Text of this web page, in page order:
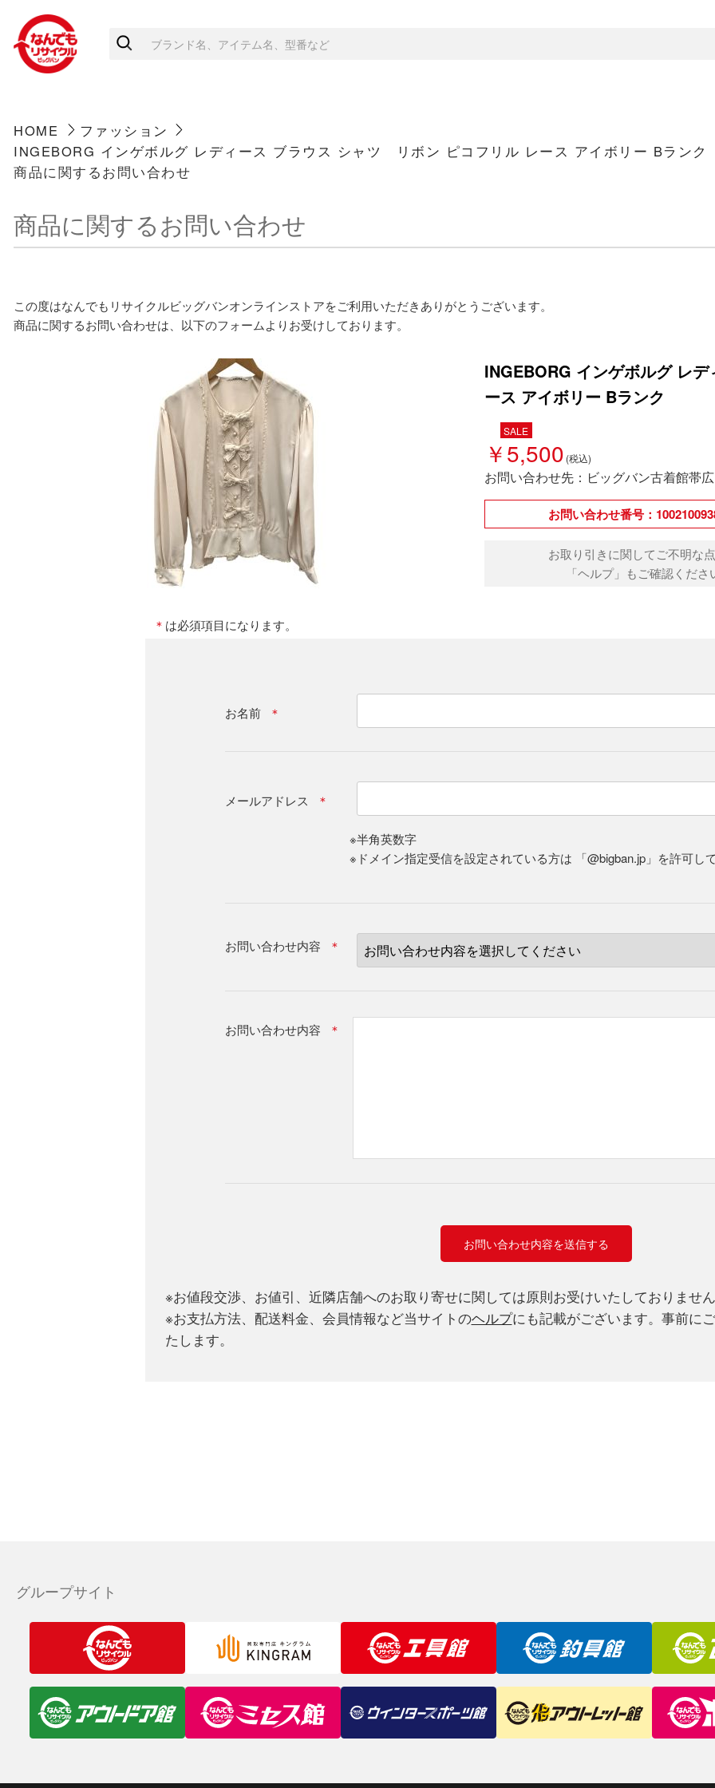
HOME
ファッション
INGEBORG インゲボルグ レディース ブラウス シャツ リボン ピコフリル レース アイボリー Bランク
商品に関するお問い合わせ
商品に関するお問い合わせ
この度はなんでもリサイクルビッグバンオンラインストアをご利用いただきありがとうございます。
商品に関するお問い合わせは、以下のフォームよりお受けしております。
INGEBORG インゲボルグ レ
ース アイボリー Bランク
SALE
￥5,500
お問い合わせ先：ビッグバン古着館帯
お問い合わせ番号：
お取り引きに関してご不明な点
「ヘルプ」もご確認くださ
＊ は必須項目になります。
お名前 ＊
メールアドレス ＊
※半角英数字
※ドメイン指定受信を設定されている方は 「@bigban.jp」を許可し
お問い合わせ内容 ＊
お問い合わせ内容 ＊
※お値段交渉、お値引、近隣店舗へのお取り寄せに関しては原則お受けいたしておりません
※お支払方法、配送料金、会員情報など当サイトのヘルプにも記載がございます。事前に
たします。
グループサイト